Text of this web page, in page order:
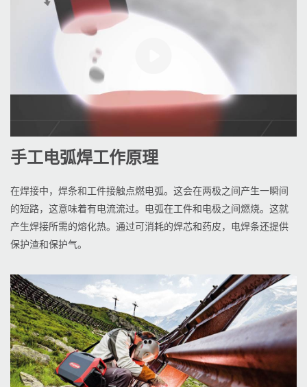
手工电弧焊工作原理
在焊接中，焊条和工件接触点燃电弧。这会在两极之间产生一瞬间
的短路，这意味着有电流流过。电弧在工件和电极之间燃烧。这就
产生焊接所需的熔化热。通过可消耗的焊芯和药皮，电焊条还提供
保护渣和保护气。